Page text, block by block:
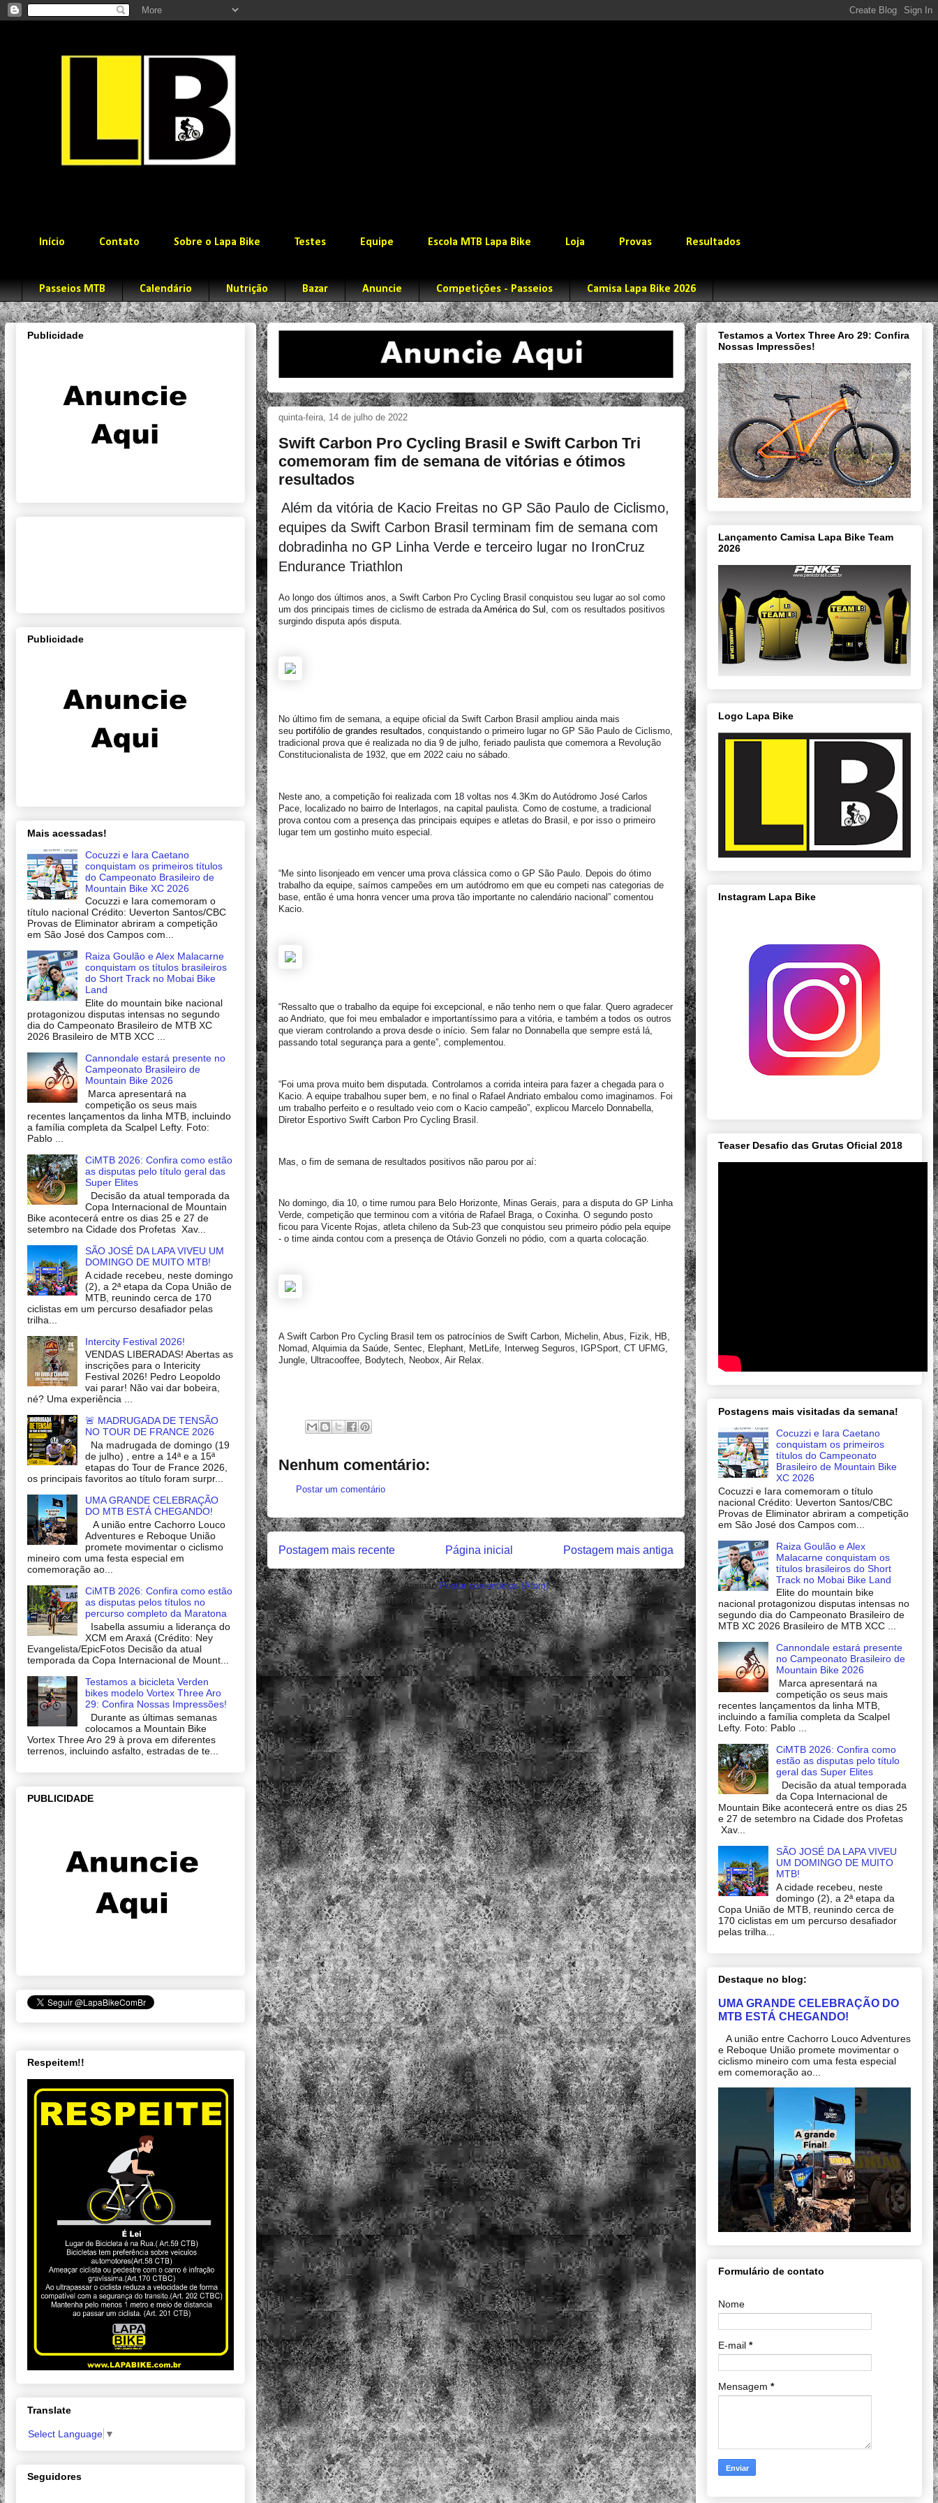
Início Contato Sobre o Lapa Bike Testes Equipe Escola MTB Lapa Bike Loja Provas Resultados
Passeios MTB Calendário Nutrição Bazar Anuncie Competições - Passeios Camisa Lapa Bike 2026
quinta-feira, 14 de julho de 2022
Swift Carbon Pro Cycling Brasil e Swift Carbon Tri
comemoram fim de semana de vitórias e ótimos
resultados
Além da vitória de Kacio Freitas no GP São Paulo de Ciclismo,
equipes da Swift Carbon Brasil terminam fim de semana com
dobradinha no GP Linha Verde e terceiro lugar no IronCruz
Endurance Triathlon
Ao longo dos últimos anos, a Swift Carbon Pro Cycling Brasil conquistou seu lugar ao sol como
um dos principais times de ciclismo de estrada da América do Sul , com os resultados positivos
surgindo disputa após disputa.
No último fim de semana, a equipe oficial da Swift Carbon Brasil ampliou ainda mais
seu portifólio de grandes resultados , conquistando o primeiro lugar no GP São Paulo de Ciclismo,
tradicional prova que é realizada no dia 9 de julho, feriado paulista que comemora a Revolução
Constitucionalista de 1932, que em 2022 caiu no sábado.
Neste ano, a competição foi realizada com 18 voltas nos 4.3Km do Autódromo José Carlos
Pace, localizado no bairro de Interlagos, na capital paulista. Como de costume, a tradicional
prova contou com a presença das principais equipes e atletas do Brasil, e por isso o primeiro
lugar tem um gostinho muito especial.
“Me sinto lisonjeado em vencer uma prova clássica como o GP São Paulo. Depois do ótimo
trabalho da equipe, saímos campeões em um autódromo em que eu competi nas categorias de
base, então é uma honra vencer uma prova tão importante no calendário nacional” comentou
Kacio.
“Ressalto que o trabalho da equipe foi excepcional, e não tenho nem o que falar. Quero agradecer
ao Andriato, que foi meu embalador e importantíssimo para a vitória, e também a todos os outros
que vieram controlando a prova desde o início. Sem falar no Donnabella que sempre está lá,
passando total segurança para a gente”, complementou.
“Foi uma prova muito bem disputada. Controlamos a corrida inteira para fazer a chegada para o
Kacio. A equipe trabalhou super bem, e no final o Rafael Andriato embalou como imaginamos. Foi
um trabalho perfeito e o resultado veio com o Kacio campeão”, explicou Marcelo Donnabella,
Diretor Esportivo Swift Carbon Pro Cycling Brasil.
Mas, o fim de semana de resultados positivos não parou por aí:
No domingo, dia 10, o time rumou para Belo Horizonte, Minas Gerais, para a disputa do GP Linha
Verde, competição que terminou com a vitória de Rafael Braga, o Coxinha. O segundo posto
ficou para Vicente Rojas, atleta chileno da Sub-23 que conquistou seu primeiro pódio pela equipe
- o time ainda contou com a presença de Otávio Gonzeli no pódio, com a quarta colocação.
A Swift Carbon Pro Cycling Brasil tem os patrocínios de Swift Carbon, Michelin, Abus, Fizik, HB,
Nomad, Alquimia da Saúde, Sentec, Elephant, MetLife, Interweg Seguros, IGPSport, CT UFMG,
Jungle, Ultracooffee, Bodytech, Neobox, Air Relax.
Nenhum comentário:
Postar um comentário
Postagem mais recente Postagem mais antiga
Página inicial
Assinar:Postar comentários (Atom)
Publicidade
Publicidade
Mais acessadas!
Cocuzzi e Iara Caetano
conquistam os primeiros títulos
do Campeonato Brasileiro de
Mountain Bike XC 2026
Cocuzzi e Iara comemoram o
título nacional Crédito: Ueverton Santos/CBC
Provas de Eliminator abriram a competição
em São José dos Campos com...
Raiza Goulão e Alex Malacarne
conquistam os títulos brasileiros
do Short Track no Mobai Bike
Land
Elite do mountain bike nacional
protagonizou disputas intensas no segundo
dia do Campeonato Brasileiro de MTB XC
2026 Brasileiro de MTB XCC ...
Cannondale estará presente no
Campeonato Brasileiro de
Mountain Bike 2026
Marca apresentará na
competição os seus mais
recentes lançamentos da linha MTB, incluindo
a família completa da Scalpel Lefty. Foto:
Pablo ...
CiMTB 2026: Confira como estão
as disputas pelo título geral das
Super Elites
Decisão da atual temporada da
Copa Internacional de Mountain
Bike acontecerá entre os dias 25 e 27 de
setembro na Cidade dos Profetas Xav...
SÃO JOSÉ DA LAPA VIVEU UM
DOMINGO DE MUITO MTB!
A cidade recebeu, neste domingo
(2), a 2ª etapa da Copa União de
MTB, reunindo cerca de 170
ciclistas em um percurso desafiador pelas
trilha...
Intercity Festival 2026!
VENDAS LIBERADAS! Abertas as
inscrições para o Intericity
Festival 2026! Pedro Leopoldo
vai parar! Não vai dar bobeira,
né? Uma experiência ...
🚨 MADRUGADA DE TENSÃO
NO TOUR DE FRANCE 2026
Na madrugada de domingo (19
de julho) , entre a 14ª e a 15ª
etapas do Tour de France 2026,
os principais favoritos ao título foram surpr...
UMA GRANDE CELEBRAÇÃO
DO MTB ESTÁ CHEGANDO!
A união entre Cachorro Louco
Adventures e Reboque União
promete movimentar o ciclismo
mineiro com uma festa especial em
comemoração ao...
CiMTB 2026: Confira como estão
as disputas pelos títulos no
percurso completo da Maratona
Isabella assumiu a liderança do
XCM em Araxá (Crédito: Ney
Evangelista/EpicFotos Decisão da atual
temporada da Copa Internacional de Mount...
Testamos a bicicleta Verden
bikes modelo Vortex Three Aro
29: Confira Nossas Impressões!
Durante as últimas semanas
colocamos a Mountain Bike
Vortex Three Aro 29 à prova em diferentes
terrenos, incluindo asfalto, estradas de te...
PUBLICIDADE
Respeitem!!
Translate
Select Language ▼
Seguidores
Testamos a Vortex Three Aro 29: Confira
Nossas Impressões!
Lançamento Camisa Lapa Bike Team
2026
Logo Lapa Bike
Instagram Lapa Bike
Teaser Desafio das Grutas Oficial 2018
Postagens mais visitadas da semana!
Cocuzzi e Iara Caetano
conquistam os primeiros
títulos do Campeonato
Brasileiro de Mountain Bike
XC 2026
Cocuzzi e Iara comemoram o título
nacional Crédito: Ueverton Santos/CBC
Provas de Eliminator abriram a competição
em São José dos Campos com...
Raiza Goulão e Alex
Malacarne conquistam os
títulos brasileiros do Short
Track no Mobai Bike Land
Elite do mountain bike
nacional protagonizou disputas intensas no
segundo dia do Campeonato Brasileiro de
MTB XC 2026 Brasileiro de MTB XCC ...
Cannondale estará presente
no Campeonato Brasileiro de
Mountain Bike 2026
Marca apresentará na
competição os seus mais
recentes lançamentos da linha MTB,
incluindo a família completa da Scalpel
Lefty. Foto: Pablo ...
CiMTB 2026: Confira como
estão as disputas pelo título
geral das Super Elites
Decisão da atual temporada
da Copa Internacional de
Mountain Bike acontecerá entre os dias 25
e 27 de setembro na Cidade dos Profetas
Xav...
SÃO JOSÉ DA LAPA VIVEU
UM DOMINGO DE MUITO
MTB!
A cidade recebeu, neste
domingo (2), a 2ª etapa da
Copa União de MTB, reunindo cerca de
170 ciclistas em um percurso desafiador
pelas trilha...
Destaque no blog:
UMA GRANDE CELEBRAÇÃO DO
MTB ESTÁ CHEGANDO!
A união entre Cachorro Louco Adventures
e Reboque União promete movimentar o
ciclismo mineiro com uma festa especial
em comemoração ao...
Formulário de contato
Nome
E-mail *
Mensagem *